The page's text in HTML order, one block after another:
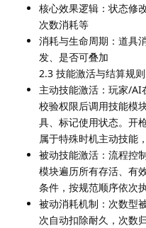
核心效果逻辑：状态修
次数消耗等
消耗与生命周期：道具
发、是否可叠加
2.3 技能激活与结算规则
主动技能激活：玩家/AI
校验权限后调用技能模
具、标记使用状态。开
属于特殊时机主动技能
被动技能激活：流程控
模块遍历所有存活、有
条件，按规范顺序依次
被动消耗机制：次数型
次自动扣除耐久，次数